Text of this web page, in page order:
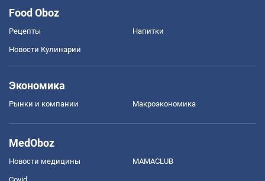
Food Oboz
Рецепты Напитки
Новости Кулинарии
Экономика
Рынки и компании Mакроэкономика
MedOboz
Новости медицины MAMACLUB